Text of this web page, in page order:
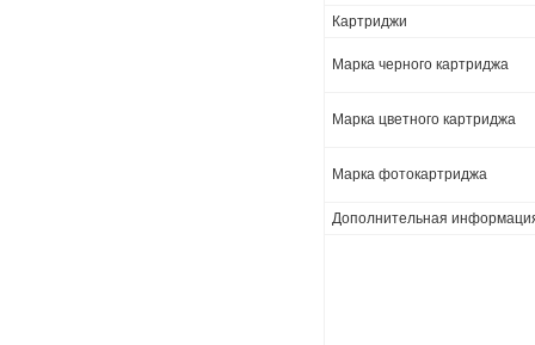
Картриджи
Марка черного картриджа
Марка цветного картриджа
Марка фотокартриджа
Дополнительная